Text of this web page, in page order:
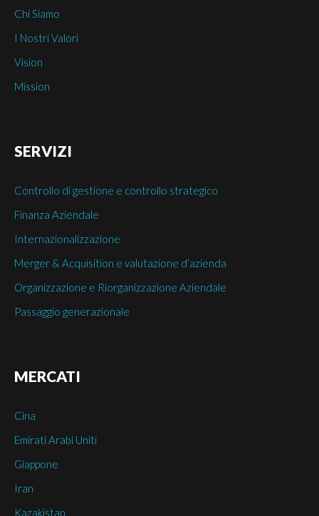
Chi Siamo
I Nostri Valori
Vision
Mission
SERVIZI
Controllo di gestione e controllo strategico
Finanza Aziendale
Internazionalizzazione
Merger & Acquisition e valutazione d’azienda
Organizzazione e Riorganizzazione Aziendale
Passaggio generazionale
MERCATI
Cina
Emirati Arabi Uniti
Giappone
Iran
Kazakistan